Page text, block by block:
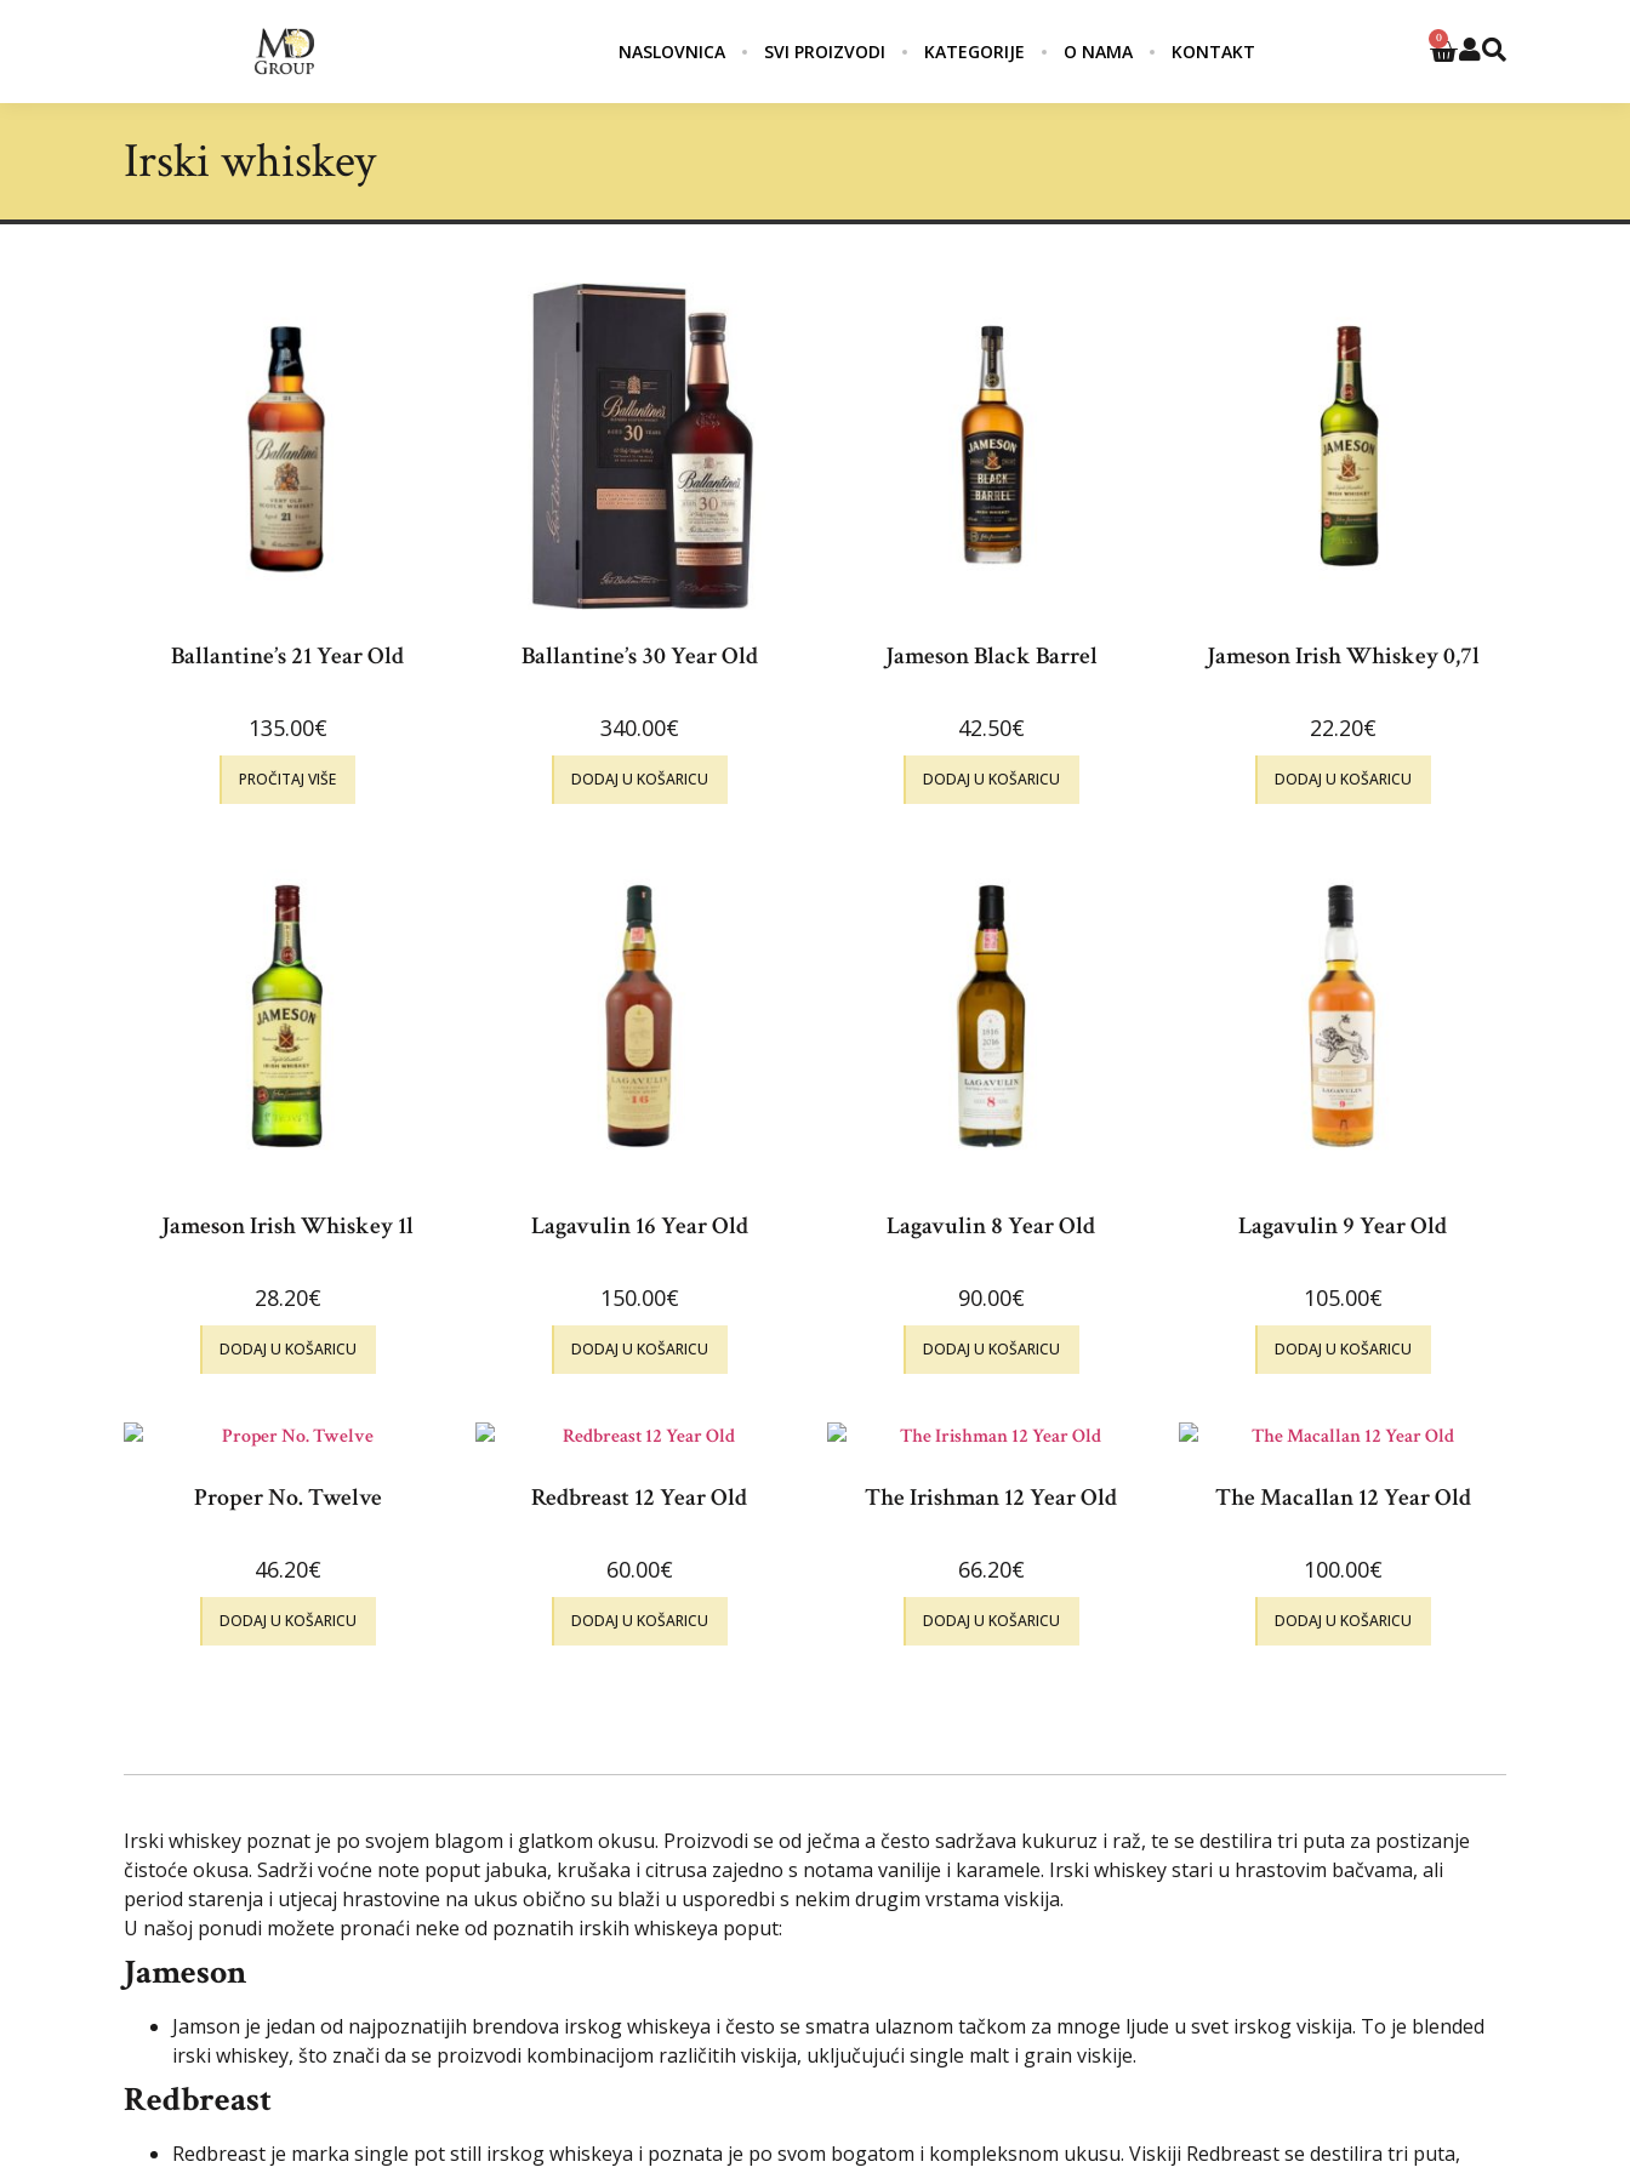
NASLOVNICA SVI PROIZVODI KATEGORIJE O NAMA KONTAKT
0
Irski whiskey
Ballantine’s 21 Year Old
135.00€
PROČITAJ VIŠE
Ballantine’s 30 Year Old
340.00€
DODAJ U KOŠARICU
Jameson Black Barrel
42.50€
DODAJ U KOŠARICU
Jameson Irish Whiskey 0,7l
22.20€
DODAJ U KOŠARICU
Jameson Irish Whiskey 1l
28.20€
DODAJ U KOŠARICU
Lagavulin 16 Year Old
150.00€
DODAJ U KOŠARICU
Lagavulin 8 Year Old
90.00€
DODAJ U KOŠARICU
Lagavulin 9 Year Old
105.00€
DODAJ U KOŠARICU
Proper No. Twelve
46.20€
DODAJ U KOŠARICU
Redbreast 12 Year Old
60.00€
DODAJ U KOŠARICU
The Irishman 12 Year Old
66.20€
DODAJ U KOŠARICU
The Macallan 12 Year Old
100.00€
DODAJ U KOŠARICU
Irski whiskey poznat je po svojem blagom i glatkom okusu. Proizvodi se od ječma a često sadržava kukuruz i raž, te se destilira tri puta za postizanje
čistoće okusa. Sadrži voćne note poput jabuka, krušaka i citrusa zajedno s notama vanilije i karamele. Irski whiskey stari u hrastovim bačvama, ali
period starenja i utjecaj hrastovine na ukus obično su blaži u usporedbi s nekim drugim vrstama viskija.
U našoj ponudi možete pronaći neke od poznatih irskih whiskeya poput:
Jameson
Jamson je jedan od najpoznatijih brendova irskog whiskeya i često se smatra ulaznom tačkom za mnoge ljude u svet irskog viskija. To je blended
irski whiskey, što znači da se proizvodi kombinacijom različitih viskija, uključujući single malt i grain viskije.
Redbreast
Redbreast je marka single pot still irskog whiskeya i poznata je po svom bogatom i kompleksnom ukusu. Viskiji Redbreast se destilira tri puta,